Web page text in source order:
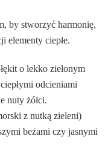
by stworzyć harmonię,
elementy ciepłe.
o lekko zielonym
odcieniami
nuty żółci.
z nutką zieleni)
beżami czy jasnymi